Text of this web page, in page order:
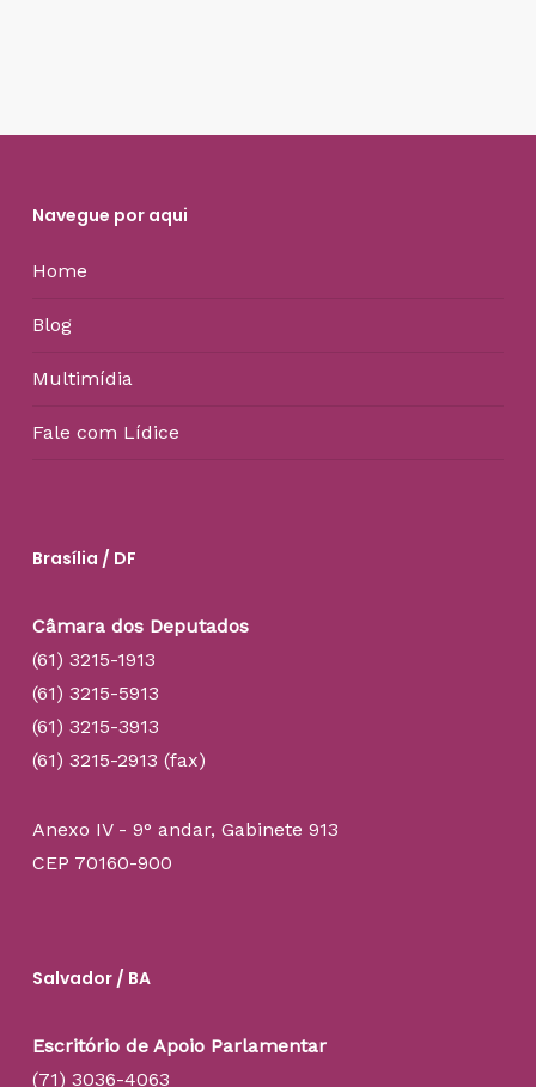
Navegue por aqui
Home
Blog
Multimídia
Fale com Lídice
Brasília / DF
Câmara dos Deputados
(61) 3215-1913
(61) 3215-5913
(61) 3215-3913
(61) 3215-2913 (fax)
Anexo IV - 9° andar, Gabinete 913
CEP 70160-900
Salvador / BA
Escritório de Apoio Parlamentar
(71) 3036-4063